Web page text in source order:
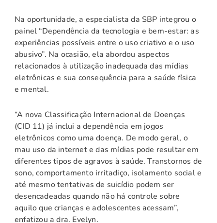
Na oportunidade, a especialista da SBP integrou o
painel “Dependência da tecnologia e bem-estar: as
experiências possíveis entre o uso criativo e o uso
abusivo”. Na ocasião, ela abordou aspectos
relacionados à utilização inadequada das mídias
eletrônicas e sua consequência para a saúde física
e mental.
“A nova Classificação Internacional de Doenças
(CID 11) já inclui a dependência em jogos
eletrônicos como uma doença. De modo geral, o
mau uso da internet e das mídias pode resultar em
diferentes tipos de agravos à saúde. Transtornos de
sono, comportamento irritadiço, isolamento social e
até mesmo tentativas de suicídio podem ser
desencadeadas quando não há controle sobre
aquilo que crianças e adolescentes acessam”,
enfatizou a dra. Evelyn.